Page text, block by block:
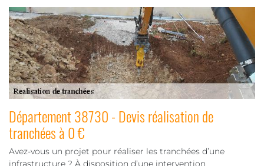
Département 38730 - Devis réalisation de
tranchées à 0 €
Avez-vous un projet pour réaliser les tranchées d’une
infrastructure ? À disposition d’une intervention